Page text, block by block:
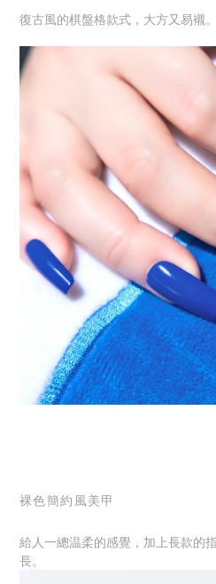
復古風的棋盤格款式，大方又易襯。
裸色簡約風美甲
給人一總温柔的感覺，加上長款的
長。